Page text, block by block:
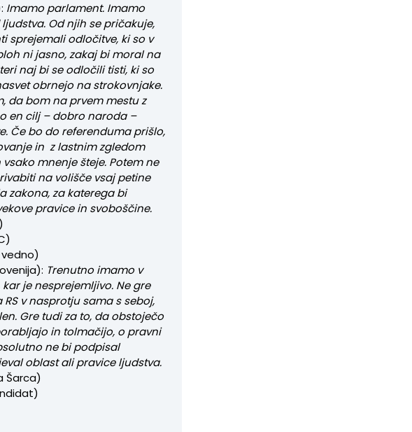
Imamo parlament. Imamo
Od njih se pričakuje,
sprejemali odločitve, ki so v
ni jasno, zakaj bi moral na
naj bi se odločili tisti, ki so
obrnejo na strokovnjake.
da bom na prvem mestu z
en cilj – dobro naroda –
Če bo do referenduma prišlo,
in z lastnim zgledom
mnenje šteje. Potem ne
na volišče vsaj petine
zakona, za katerega bi
pravice in svoboščine.
vedno)
Trenutno imamo v
je nesprejemljivo. Ne gre
v nasprotju sama s seboj,
Gre tudi za to, da obstoječo
in tolmačijo, o pravni
ne bi podpisal
oblast ali pravice ljudstva.
Šarca)